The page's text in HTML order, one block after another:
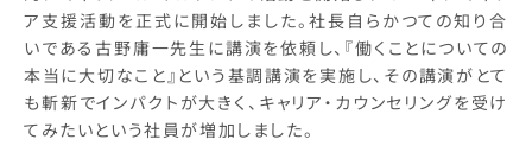
ア支援活動を正式に開始しました。社長自らかつての知り合
いである古野庸一先生に講演を依頼し、『働くことについての
本当に大切なこと』という基調講演を実施し、その講演がとて
も斬新でインパクトが大きく、キャリア・カウンセリングを受け
てみたいという社員が増加しました。